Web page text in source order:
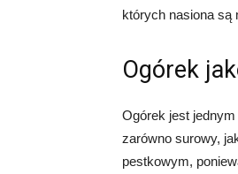
których nasiona są
Ogórek
Ogórek jest
zarówno surowy,
pestkowym,